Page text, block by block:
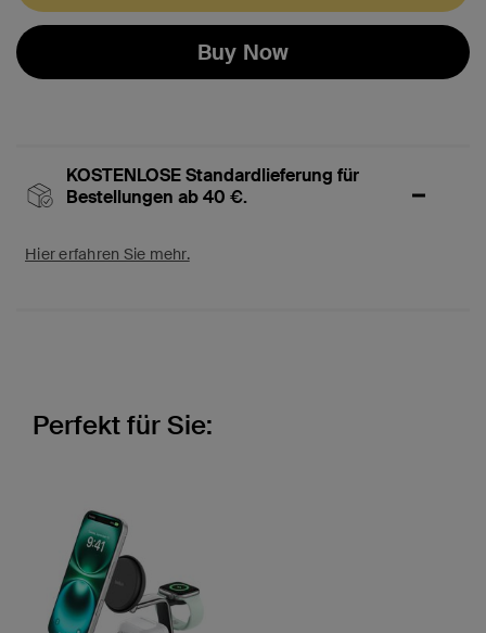
Buy Now
KOSTENLOSE Standardlieferung für
Bestellungen ab 40 €.
Hier erfahren Sie mehr.
Perfekt für Sie: